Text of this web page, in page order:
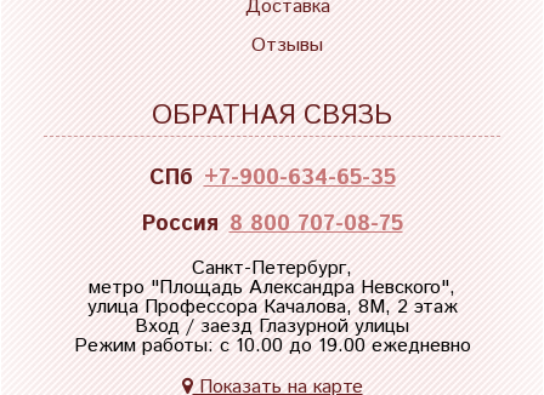
Доставка
Отзывы
ОБРАТНАЯ СВЯЗЬ
СПб +7-900-634-65-35
Россия 8 800 707-08-75
Санкт-Петербург,
метро "Площадь Александра Невского",
улица Профессора Качалова, 8М, 2 этаж
Вход / заезд Глазурной улицы
Режим работы: с 10.00 до 19.00 ежедневно
Показать на карте